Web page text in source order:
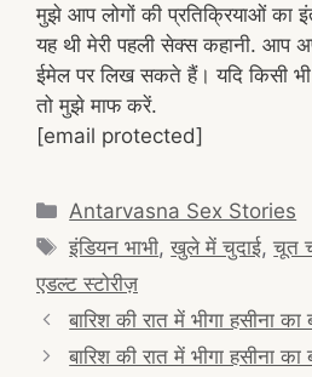
मुझे आप लोगों की प्रतिक्रियाओं का
यह थी मेरी पहली सेक्स कहानी. आप
ईमेल पर लिख सकते हैं। यदि किसी भी
तो मुझे माफ करें.
[email protected]
Categories
Antarvasna Sex Stories
Tags
इंडियन भाभी,खुले में चुदाई,चूत
एडल्ट स्टोरीज़
Post
navigation
बारिश की रात में भीगा हसीना
बारिश की रात में भीगा हसीना